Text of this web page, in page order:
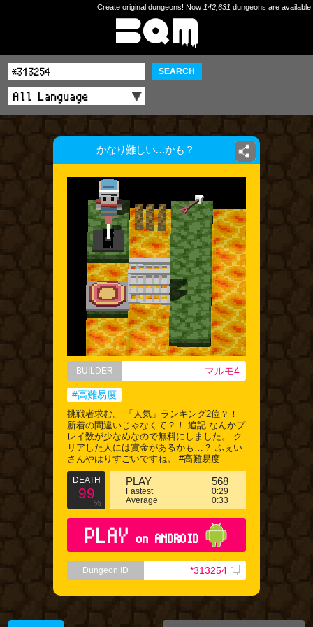
Create original dungeons! Now 142,631 dungeons are available!
SEARCH
かなり難しい…かも？
BUILDER マルモ4
#高難易度
挑戦者求む。 「人気」ランキング2位？！
新着の間違いじゃなくて？！ 追記 なんかプ
レイ数が少なめなので無料にしました。 ク
リアした人には賞金があるかも…？ ふぇい
さんやはりすごいですね。 #高難易度
DEATH
99
%
PLAY 568
Fastest
0:29
Average
0:33
PLAY on ANDROID
Dungeon ID *313254